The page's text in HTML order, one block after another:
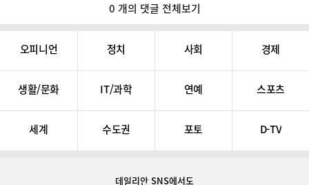
0 개의 댓글 전체보기
오피니언 정치 사회 경제
생활/문화 IT/과학 연예 스포츠
세계 수도권 포토 D-TV
데일리안 SNS에서도